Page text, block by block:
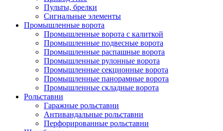
Пульты, брелки
Сигнальные элементы
Промышленные ворота
Промышленные ворота с калиткой
Промышленные подвесные ворота
Промышленные распашные ворота
Промышленные рулонные ворота
Промышленные секционные ворота
Промышленные панорамные ворота
Промышленные складные ворота
Рольставни
Гаражные рольставни
Антивандальные рольставни
Перфорированные рольставни